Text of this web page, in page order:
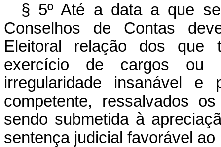
§ 5º Até a data a que
Conselhos de Contas
Eleitoral relação dos que
exercício de cargos ou
irregularidade insanável
competente, ressalvados
sendo submetida à
sentença judicial favorável ao